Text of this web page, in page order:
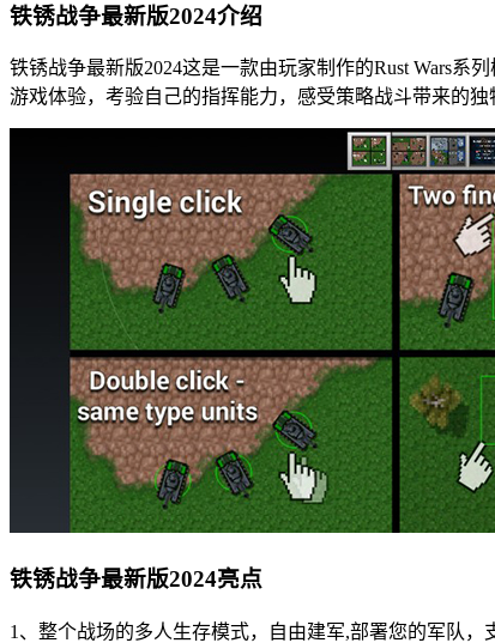
铁锈战争最新版2024介绍
铁锈战争最新版2024这是一款由玩家制作的Rust Wars
游戏体验，考验自己的指挥能力，感受策略战斗带来的
铁锈战争最新版2024亮点
1、整个战场的多人生存模式，自由建军,部署您的军队，